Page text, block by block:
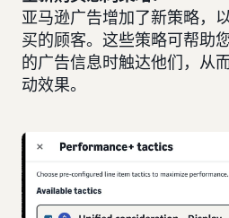
亚马逊广告增加了新策略，
买的顾客。这些策略可帮助
的广告信息时触达他们，从
动效果。